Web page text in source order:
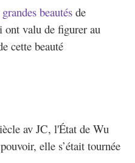
beautésde
ont valu de figurer au
cette beauté
av JC, l'État de Wu
elle s’était tournée